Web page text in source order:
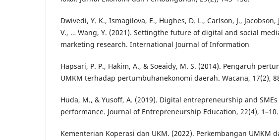
Dwivedi, Y. K., Ismagilova, E., Hughes, D. L., Carlson, J., Jacobson,
V., … Wang, Y. (2021). Settingthe future of digital and social
marketing research. International Journal of Information
Hapsari, P. P., Hakim, A., & Soeaidy, M. S. (2014). Pengaruh
UMKM terhadap pertumbuhanekonomi daerah. Wacana, 17(2),
Huda, M., & Yusoff, A. (2019). Digital entrepreneurship and SMEs
performance. Journal of Entrepreneurship Education, 22(4), 1–10.
Kementerian Koperasi dan UKM. (2022). Perkembangan UMKM